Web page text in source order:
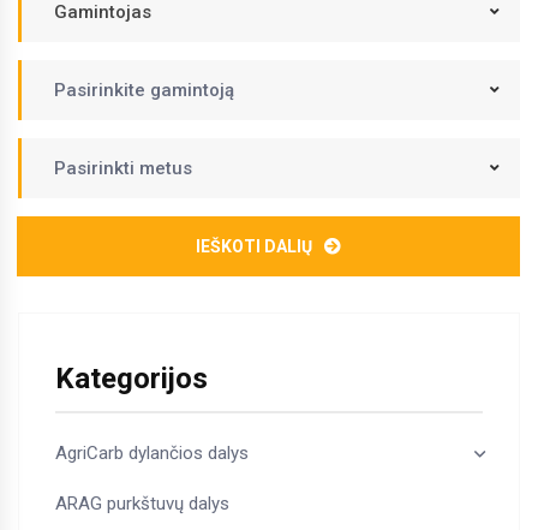
Gamintojas
Pasirinkite gamintoją
Pasirinkti metus
IEŠKOTI DALIŲ
Kategorijos
AgriCarb dylančios dalys
ARAG purkštuvų dalys